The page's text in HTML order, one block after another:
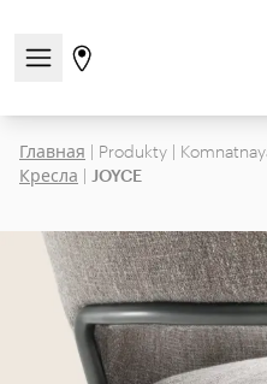
Открыть/закрыть меню
Перейти на
Главная | Produkty |
Кресла | JOYCE